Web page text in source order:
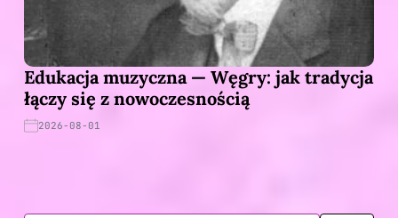
Edukacja muzyczna — Węgry: jak tradycja
łączy się z nowoczesnością
2026-08-01